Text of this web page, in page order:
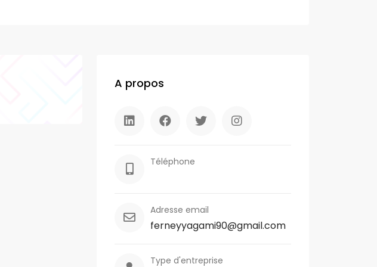
A propos
Téléphone
Adresse email
ferneyyagami90@gmail.com
Type d'entreprise